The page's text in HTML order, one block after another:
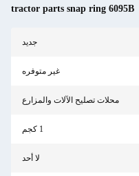
tractor parts snap ring 6095B
جديد
غير متوفره
محلات تصليح الآلات والمزارع
1 كجم
لا أحد